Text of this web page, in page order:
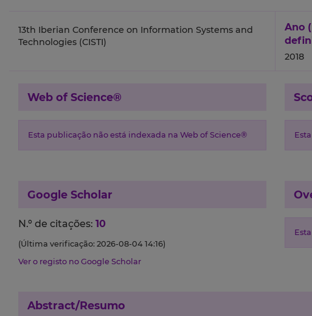
13th Iberian Conference on Information Systems and
Technologies (CISTI)
Ano
2018
Web of Science®
Esta publicação não está indexada na Web of Science®
Google Scholar
N.º de citações: 10
(Última verificação: 2026-08-04 14:16)
Ver o registo no Google Scholar
Abstract/Resumo